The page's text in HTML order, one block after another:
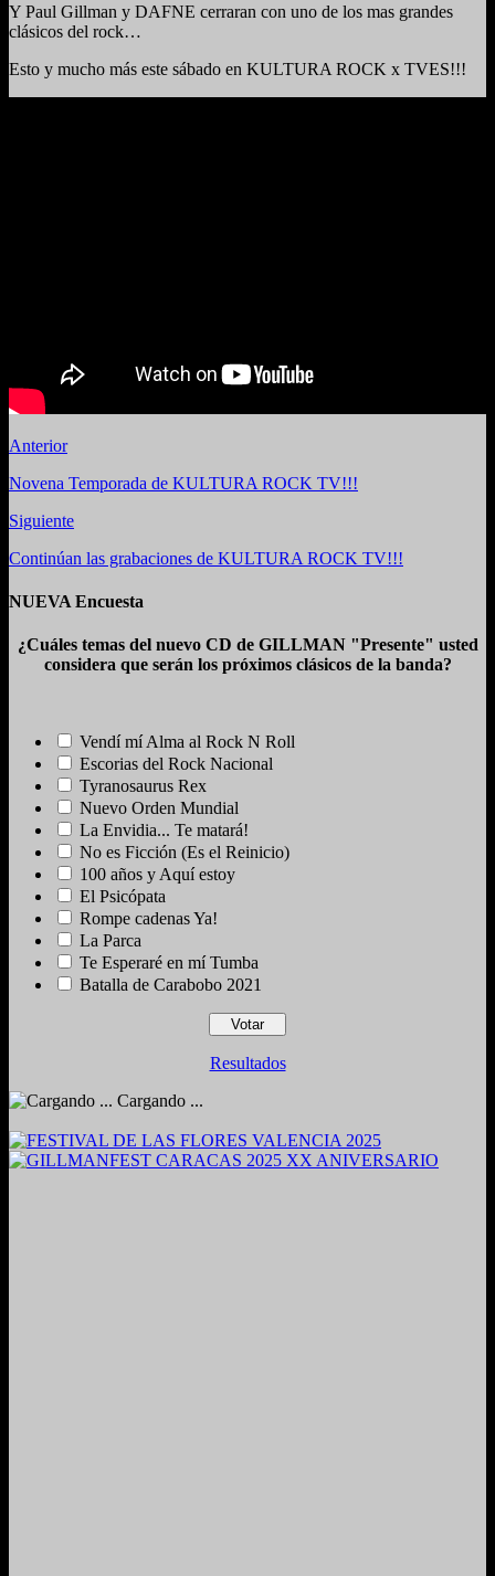
Y Paul Gillman y DAFNE cerraran con uno de los mas grandes
clásicos del rock…
Esto y mucho más este sábado en KULTURA ROCK x TVES!!!
Anterior
Novena Temporada de KULTURA ROCK TV!!!
Siguiente
Continúan las grabaciones de KULTURA ROCK TV!!!
NUEVA Encuesta
¿Cuáles temas del nuevo CD de GILLMAN "Presente" usted
considera que serán los próximos clásicos de la banda?
Vendí mí Alma al Rock N Roll
Escorias del Rock Nacional
Tyranosaurus Rex
Nuevo Orden Mundial
La Envidia... Te matará!
No es Ficción (Es el Reinicio)
100 años y Aquí estoy
El Psicópata
Rompe cadenas Ya!
La Parca
Te Esperaré en mí Tumba
Batalla de Carabobo 2021
Resultados
Cargando ...